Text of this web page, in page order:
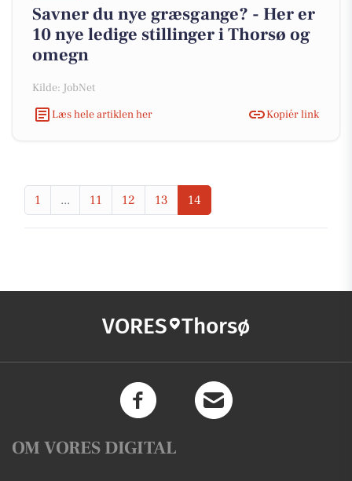
Savner du nye græsgange? - Her er
10 nye ledige stillinger i Thorsø og
omegn
Kilde: JobNet
Læs hele artiklen her
Kopiér link
1 ... 11 12 13 14
VORES Thorsø
OM VORES DIGITAL